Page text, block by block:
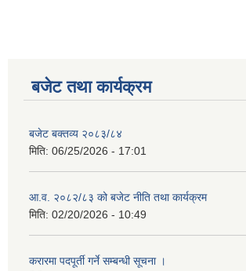
बजेट तथा कार्यक्रम
बजेट बक्तव्य २०८३/८४
मिति: 06/25/2026 - 17:01
आ.व. २०८२/८३ को बजेट नीति तथा कार्यक्रम
मिति: 02/20/2026 - 10:49
करारमा पदपूर्ती गर्ने सम्बन्धी सूचना ।